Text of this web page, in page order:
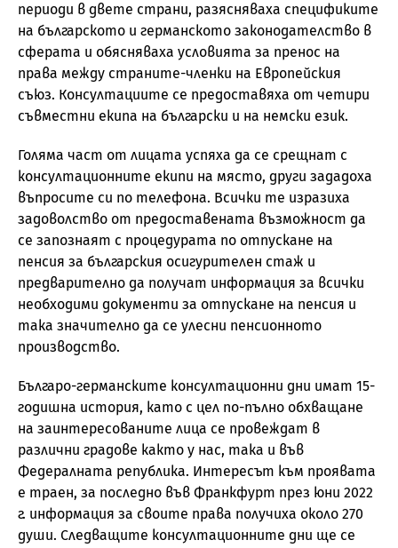
периоди в двете страни, разясняваха спецификите
на българското и германското законодателство в
сферата и обясняваха условията за пренос на
права между страните-членки на Европейския
съюз. Консултациите се предоставяха от четири
съвместни екипа на български и на немски език.
Голяма част от лицата успяха да се срещнат с
консултационните екипи на място, други зададоха
въпросите си по телефона. Всички те изразиха
задоволство от предоставената възможност да
се запознаят с процедурата по отпускане на
пенсия за българския осигурителен стаж и
предварително да получат информация за всички
необходими документи за отпускане на пенсия и
така значително да се улесни пенсионното
производство.
Българо-германските консултационни дни имат 15-
годишна история, като с цел по-пълно обхващане
на заинтересованите лица се провеждат в
различни градове както у нас, така и във
Федералната република. Интересът към проявата
е траен, за последно във Франкфурт през юни 2022
г. информация за своите права получиха около 270
души. Следващите консултационните дни ще се